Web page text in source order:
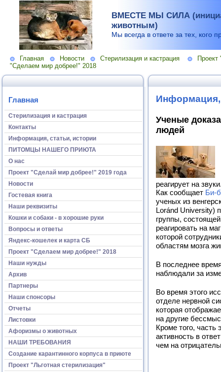
ВМЕСТЕ МЫ СИЛА
животным)
Мы всегда в ответе за тех, кого
Главная Новости Стерилизация и кастрация
"Сделаем мир добрее!" 2018
Главная
Стерилизация и кастрация
Контакты
Информация, статьи, истории
ПИТОМЦЫ НАШЕГО ПРИЮТА
О нас
Проект "Сделай мир добрее!" 2019 года
Новости
Гостевая книга
Наши реквизиты
Кошки и собаки - в хорошие руки
Вопросы и ответы
Яндекс-кошелек и карта СБ
Проект "Сделаем мир добрее!" 2018
Наши нужды
Архив
Партнеры
Наши спонсоры
Отчеты
Листовки
Афоризмы о животных
НАШИ ТРЕБОВАНИЯ
Создание карантинного корпуса в приюте
Проект "Льготная стерилизация"
Информация,
Ученые
людей
реагирует на
Как сообщает Би-
ученых из
Loránd University)
группы,
реагировать на
которой
областям мозга
В последнее
наблюдали за
Во время этого
отделе нервной
которая
на другие
Кроме того,
активность в
чем на